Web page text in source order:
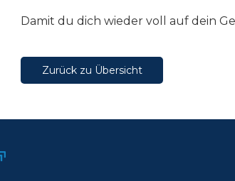
Damit du dich wieder voll auf dein
Zurück zu Übersicht